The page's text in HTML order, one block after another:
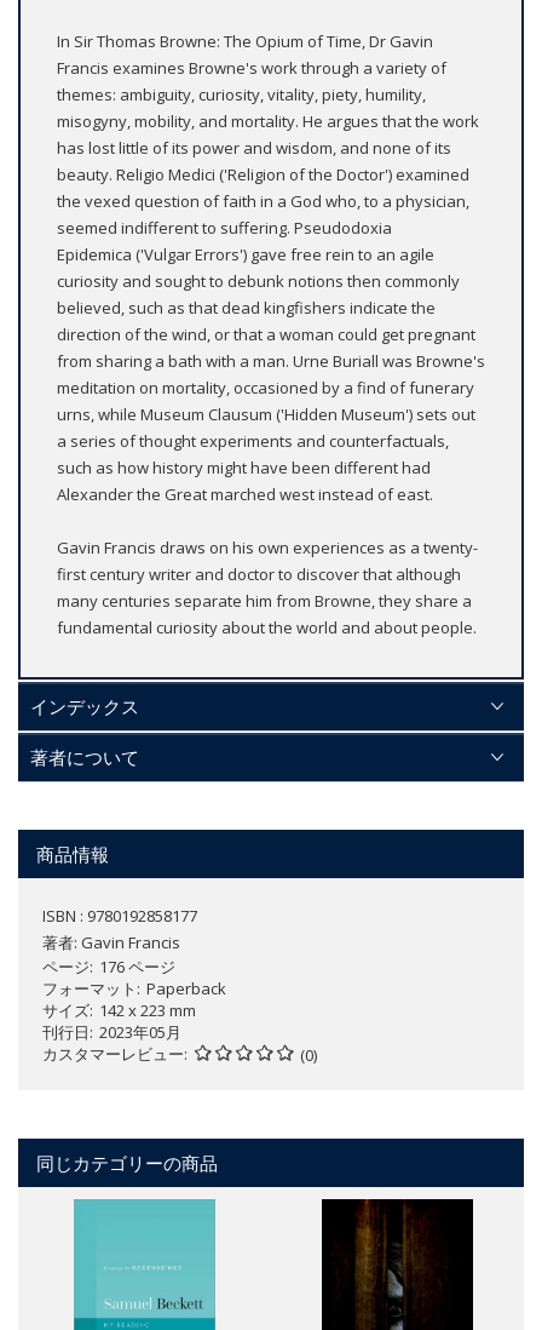
In Sir Thomas Browne: The Opium of Time, Dr Gavin
Francis examines Browne's work through a variety of
themes: ambiguity, curiosity, vitality, piety, humility,
misogyny, mobility, and mortality. He argues that the work
has lost little of its power and wisdom, and none of its
beauty. Religio Medici ('Religion of the Doctor') examined
the vexed question of faith in a God who, to a physician,
seemed indifferent to suffering. Pseudodoxia
Epidemica ('Vulgar Errors') gave free rein to an agile
curiosity and sought to debunk notions then commonly
believed, such as that dead kingfishers indicate the
direction of the wind, or that a woman could get pregnant
from sharing a bath with a man. Urne Buriall was Browne's
meditation on mortality, occasioned by a find of funerary
urns, while Museum Clausum ('Hidden Museum') sets out
a series of thought experiments and counterfactuals,
such as how history might have been different had
Alexander the Great marched west instead of east.
Gavin Francis draws on his own experiences as a twenty-
first century writer and doctor to discover that although
many centuries separate him from Browne, they share a
fundamental curiosity about the world and about people.
インデックス
著者について
商品情報
ISBN : 9780192858177
著者: Gavin Francis
ページ 176 ページ
フォーマット
Paperback
サイズ 142 x 223 mm
刊行日 2023年05月
カスタマーレビュー
(0)
同じカテゴリーの商品